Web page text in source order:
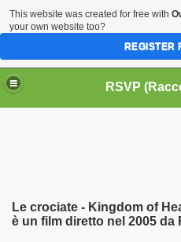
HOME BIOGRAFIE
DATABASE LIBRI
Le crociate - Kingdom of
è un film diretto nel 2005 da
This website was created for free with
your own website too?
REGISTER